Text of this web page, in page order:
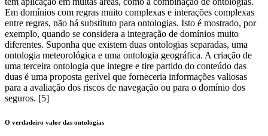
Em domínios com regras muito complexas e interações complexas
entre regras, não há substituto para ontologias. Isto é mostrado, por
exemplo, quando se considera a integração de domínios muito
diferentes. Suponha que existem duas ontologias separadas, uma
ontologia meteorológica e uma ontologia geográfica. A criação de
uma terceira ontologia que integre e tire partido do conteúdo das
duas é uma proposta gerível que forneceria informações valiosas
para a avaliação dos riscos de navegação ou para o domínio dos
seguros. [5]
O verdadeiro valor das ontologias